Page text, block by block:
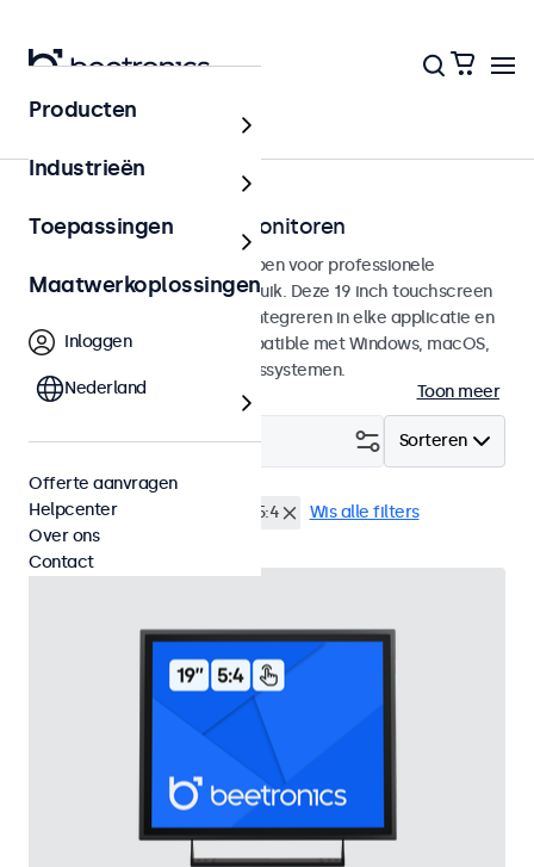
Touchscreens
19 inch touchscreen monitoren
19 inch touchscreens ontworpen voor professionele
toepassingen en continu gebruik. Deze 19 inch touchscreen
monitoren zijn eenvoudig te integreren in elke applicatie en
iedere omgeving en zijn compatible met Windows, macOS,
ChromeOS en Linux besturingssystemen.
Toon meer
Sorteren
Filter (1)
19 inch touchscreens 4:3 / 5:4 Wis alle filters
Producten
Industrieën
Toepassingen
Maatwerkoplossingen
Inloggen
Nederland
Offerte aanvragen
Helpcenter
Over ons
Contact